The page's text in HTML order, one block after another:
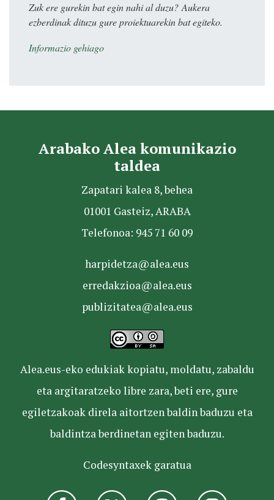
Zuk ere gurekin bat egin nahi al duzu? Aukera
ezberdinak dituzu gure proiektuarekin bat egiteko.
Informazio gehiago
Arabako Alea komunikazio
taldea
Zapatari kalea 8, behea
01001 Gasteiz, ARABA
Telefonoa: 945 71 60 09
harpidetza@alea.eus
erredakzioa@alea.eus
publizitatea@alea.eus
Alea.eus-eko edukiak kopiatu, moldatu, zabaldu
eta argitaratzeko libre zara, beti ere, gure
egiletzakoak direla aitortzen baldin baduzu eta
baldintza berdinetan egiten baduzu.
Codesyntaxek garatua